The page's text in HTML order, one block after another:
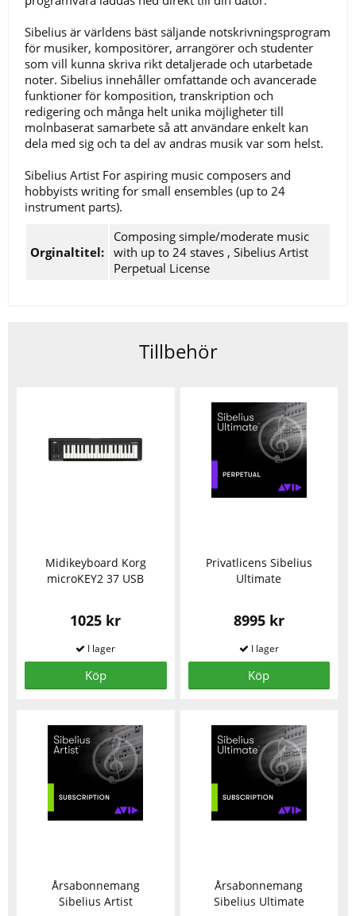
Sibelius är världens bäst säljande notskrivningsprogram
för musiker, kompositörer, arrangörer och studenter
som vill kunna skriva rikt detaljerade och utarbetade
noter. Sibelius innehåller omfattande och avancerade
funktioner för komposition, transkription och
redigering och många helt unika möjligheter till
molnbaserat samarbete så att användare enkelt kan
dela med sig och ta del av andras musik var som helst.
Sibelius Artist For aspiring music composers and
hobbyists writing for small ensembles (up to 24
instrument parts).
Orginaltitel:
Composing simple/moderate music
with up to 24 staves , Sibelius Artist
Perpetual License
Tillbehör
Midikeyboard Korg
microKEY2 37 USB
1025 kr
Köp
Privatlicens Sibelius
Ultimate
8995 kr
Köp
Årsabonnemang
Sibelius Artist
Årsabonnemang
Sibelius Ultimate